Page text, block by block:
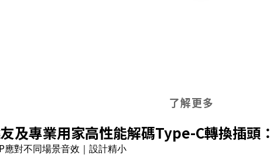
了解更多
及專業用家高性能解碼Type-C轉換插頭：
應對不同場景音效｜設計精小